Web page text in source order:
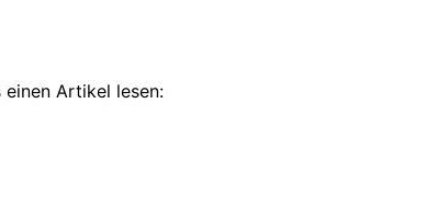
einen Artikel lesen: